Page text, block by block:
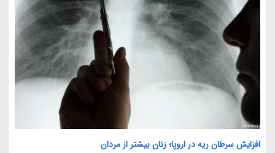
افزایش سرطان ریه در اروپا؛ زنان بیشتر از مردان